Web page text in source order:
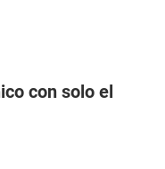
con solo el